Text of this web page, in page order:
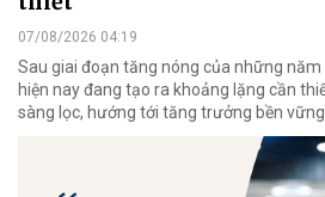
07/08/2026 04:19
Sau giai đoạn tăng nóng của những
hiện nay đang tạo ra khoảng lặng cần
sàng lọc, hướng tới tăng trưởng bền vững.